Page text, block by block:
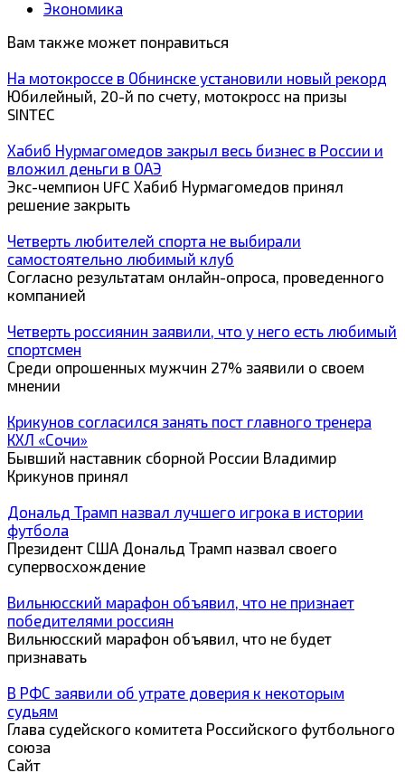
Экономика
Вам также может понравиться
На мотокроссе в Обнинске установили новый рекорд
Юбилейный, 20-й по счету, мотокросс на призы
SINTEC
Хабиб Нурмагомедов закрыл весь бизнес в России и
вложил деньги в ОАЭ
Экс-чемпион UFC Хабиб Нурмагомедов принял
решение закрыть
Четверть любителей спорта не выбирали
самостоятельно любимый клуб
Согласно результатам онлайн-опроса, проведенного
компанией
Четверть россиянин заявили, что у него есть любимый
спортсмен
Среди опрошенных мужчин 27% заявили о своем
мнении
Крикунов согласился занять пост главного тренера
КХЛ «Сочи»
Бывший наставник сборной России Владимир
Крикунов принял
Дональд Трамп назвал лучшего игрока в истории
футбола
Президент США Дональд Трамп назвал своего
супервосхождение
Вильнюсский марафон объявил, что не признает
победителями россиян
Вильнюсский марафон объявил, что не будет
признавать
В РФС заявили об утрате доверия к некоторым
судьям
Глава судейского комитета Российского футбольного
союза
Сайт